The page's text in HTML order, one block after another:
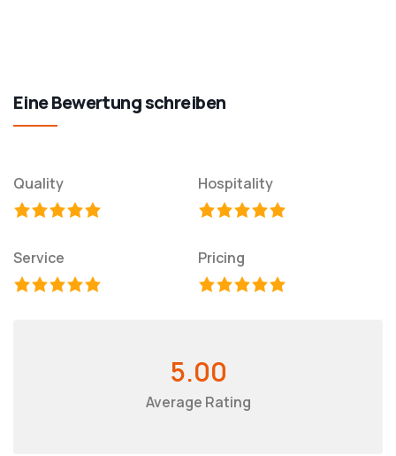
Eine Bewertung schreiben
Quality Hospitality
Service Pricing
5.00
Average Rating